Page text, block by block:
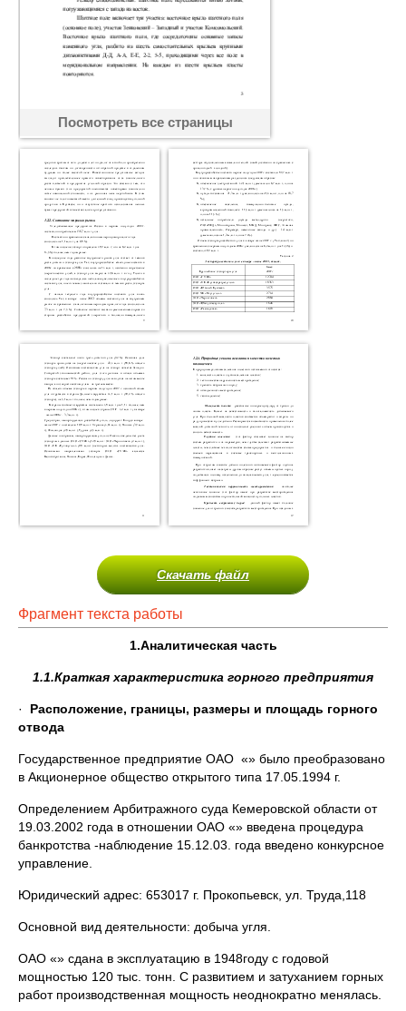
Посмотреть все страницы
Скачать файл
Фрагмент текста работы
1.Аналитическая часть
1.1.Краткая характеристика горного предприятия
· Расположение, границы, размеры и площадь горного
отвода
Государственное предприятие ОАО «» было преобразовано
в Акционерное общество открытого типа 17.05.1994 г.
Определением Арбитражного суда Кемеровской области от
19.03.2002 года в отношении ОАО «» введена процедура
банкротства -наблюдение 15.12.03. года введено конкурсное
управление.
Юридический адрес: 653017 г. Прокопьевск, ул. Труда,118
Основной вид деятельности: добыча угля.
ОАО «» сдана в эксплуатацию в 1948году с годовой
мощностью 120 тыс. тонн. С развитием и затуханием горных
работ производственная мощность неоднократно менялась.